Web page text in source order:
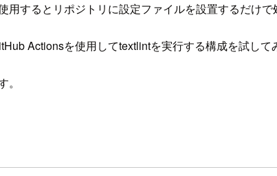
用するとリポジトリに設定ファイルを設置するだけで
Actionsを使用してtextlintを実行する構成を試して